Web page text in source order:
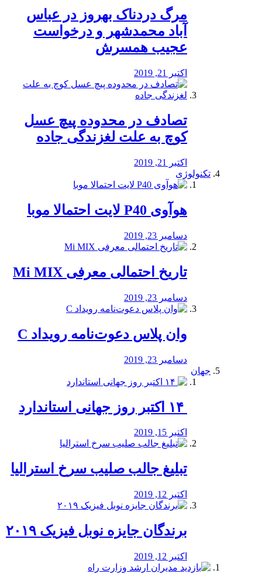
مرگ دردناک بهروز در عباس
آباد محمدشهر و درخواست
عجیب همسرش
اکتبر 21, 2019
تصادف در محدوده پیچ عسل
کوچ به علت لغزندگی جاده
اکتبر 21, 2019
تکنولوژی
هوآوی P40 لایت احتمالا موبا
دسامبر 23, 2019
تاریخ احتمالی معرفی Mi MIX
دسامبر 23, 2019
وان پلاس دعوت‌نامه رویداد C
دسامبر 23, 2019
جهان
اکتبر 15, 2019
تبلیغ جالب صلیب سرخ استرالیا
اکتبر 12, 2019
برندگان جایزه نوبل فیزیک ۲۰۱۹
اکتبر 12, 2019